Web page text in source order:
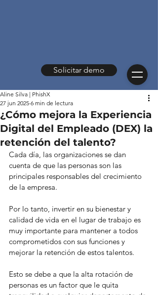
Solicitar demo
¿Cómo mejora la Experiencia
Digital del Empleado (DEX) la
retención del talento?
Aline Silva | PhishX
27 jun 2025 6 min de lectura
Cada día, las organizaciones se dan
cuenta de que las personas son las
principales responsables del crecimiento
de la empresa.
Por lo tanto, invertir en su bienestar y
calidad de vida en el lugar de trabajo es
muy importante para mantener a todos
comprometidos con sus funciones y
mejorar la retención de estos talentos.
Esto se debe a que la alta rotación de
personas es un factor que le quita